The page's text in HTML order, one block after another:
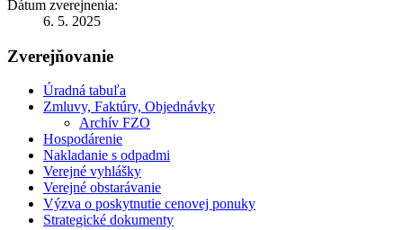
Dátum zverejnenia:
6. 5. 2025
Zverejňovanie
Úradná tabuľa
Zmluvy, Faktúry, Objednávky
Archív FZO
Hospodárenie
Nakladanie s odpadmi
Verejné vyhlášky
Verejné obstarávanie
Výzva o poskytnutie cenovej ponuky
Strategické dokumenty